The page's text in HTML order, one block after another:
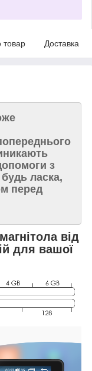
товар Доставка
з
ласка,
перед
від
для вашої